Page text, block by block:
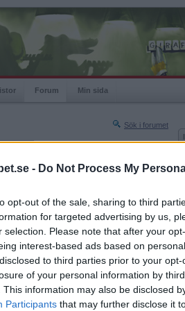
- Do Not Process My
opt-out of the sale, sharing to third
for targeted advertising by us,
selection. Please note that after your
interest-based ads based on
to third parties prior to your
of your personal information by
This information may also be disclosed
Participants that may further disclose it
Forum Min sida
Sök i forumet
Nästa sida »
2009-02-04 16:10
hotell i Harare då?
livat